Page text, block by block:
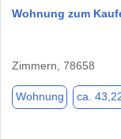
Wohnung zum
Zimmern, 78658
Wohnung ca.